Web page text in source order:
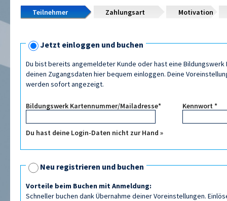
Teilnehmer Zahlungsart Motivation
Jetzt einloggen und buchen
Du bist bereits angemeldeter Kunde oder hast eine Bildungswerk
deinen Zugangsdaten hier bequem einloggen. Deine
werden sofort angezeigt.
Bildungswerk Kartennummer/Mailadresse* Kennwort *
Du hast deine Login-Daten nicht zur Hand »
Neu registrieren und buchen
Vorteile beim Buchen mit Anmeldung:
Schneller buchen dank Übernahme deiner Voreinstellungen.